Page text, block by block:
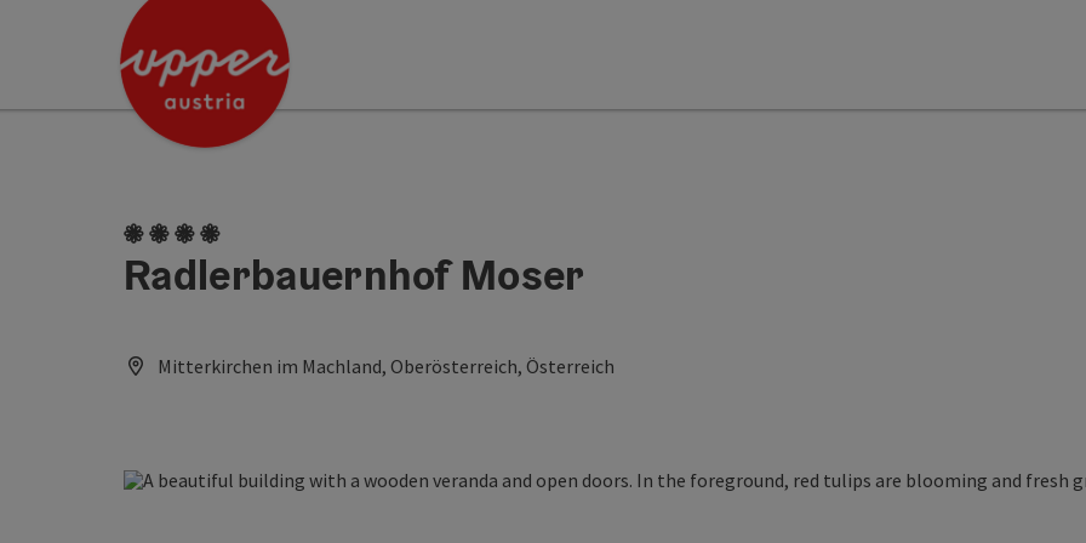
Accesskey
Accesskey
4 flowers
Radlerbauernhof Moser
Mitterkirchen im Machland, Oberösterreich, Österreich